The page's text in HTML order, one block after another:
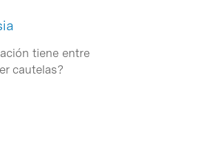
tiene entre
cautelas?